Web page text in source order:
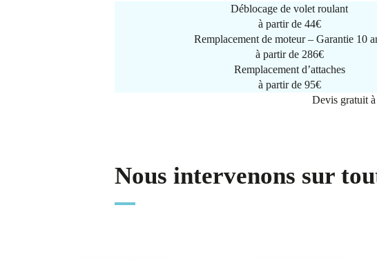
Déblocage de volet roulant
à partir de 44€
Remplacement de moteur – Garantie 10
à partir de 286€
Remplacement d’attaches
à partir de 95€
Devis gratuit
Nous intervenons sur